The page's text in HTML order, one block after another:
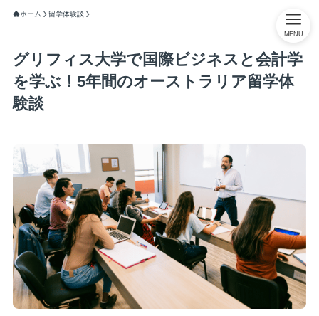
MENU
ホーム 留学体験談
グリフィス大学で国際ビジネスと会計学
を学ぶ！5年間のオーストラリア留学体
験談